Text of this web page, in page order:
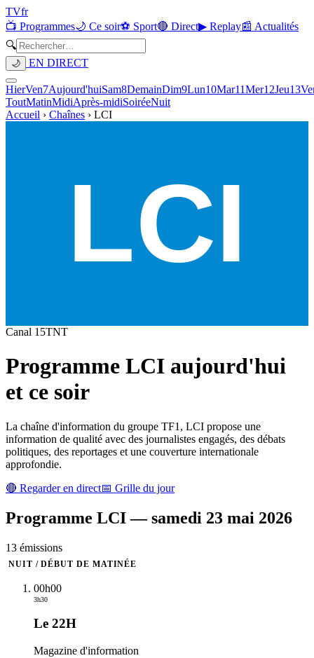
TVfr
📺 Programmes🌙 Ce soir⚽ Sport🔴 Direct▶ Replay📰 Actualités
🔍
🌙 EN DIRECT
HierVen7Aujourd'huiSam8DemainDim9Lun10Mar11Mer12Jeu13
ToutMatinMidiAprès-midiSoiréeNuit
Accueil › Chaînes › LCI
Canal 15TNT
Programme LCI aujourd'hui
et ce soir
La chaîne d'information du groupe TF1, LCI propose une
information de qualité avec des journalistes engagés, des débats
politiques, des reportages et une couverture internationale
approfondie.
🔴 Regarder en direct📅 Grille du jour
Programme LCI—samedi 23 mai 2026
13 émissions
NUIT / DÉBUT DE MATINÉE
00h00
3h30
Le 22H
Magazine d'information